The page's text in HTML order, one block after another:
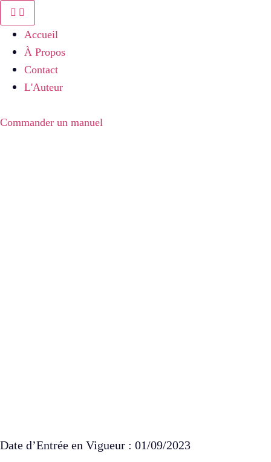
Aller
au
Accueil
À Propos
Contact
L'Auteur
Commander un manuel
Date d’Entrée en Vigueur : 01/09/2023